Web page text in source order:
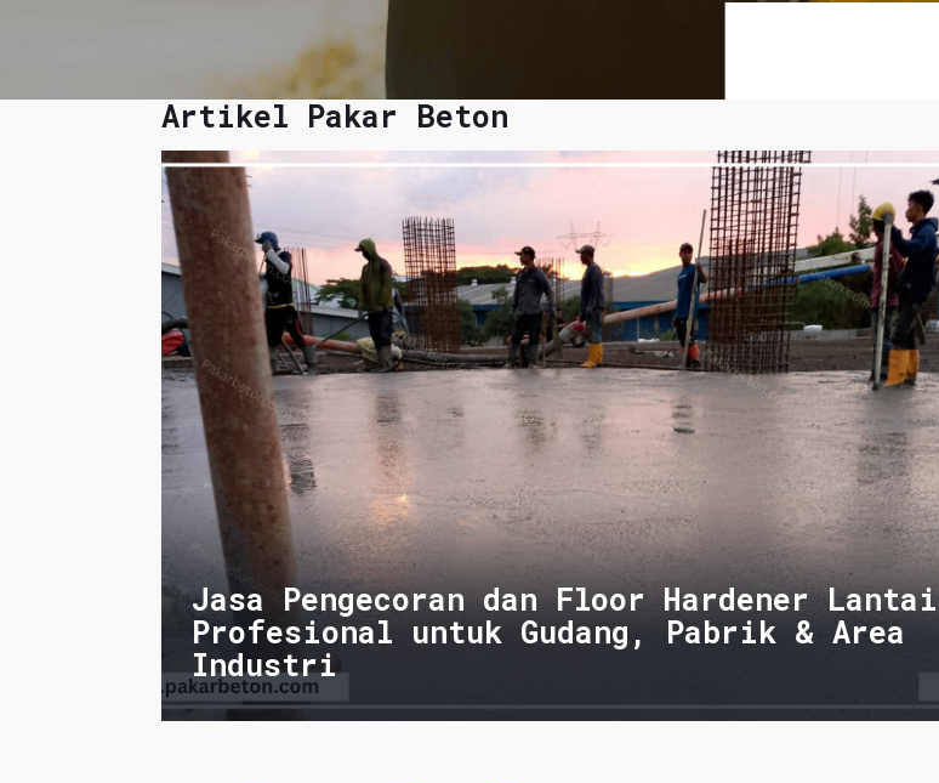
Artikel Pakar Beton
Jasa Pengecoran dan Floor Hardener Lantai
Profesional untuk Gudang, Pabrik & Area
Industri